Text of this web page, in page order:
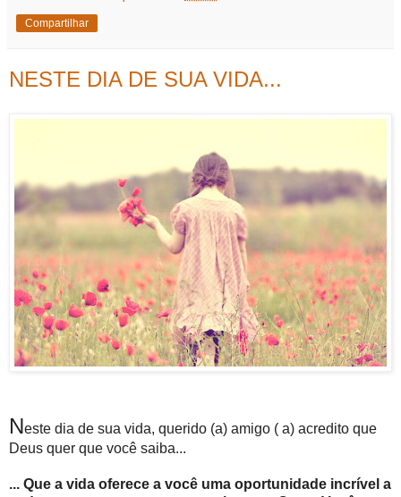
Compartilhar
NESTE DIA DE SUA VIDA...
Neste dia de sua vida, querido (a) amigo ( a) acredito que
Deus quer que você saiba...
... Que a vida oferece a você uma oportunidade incrível a